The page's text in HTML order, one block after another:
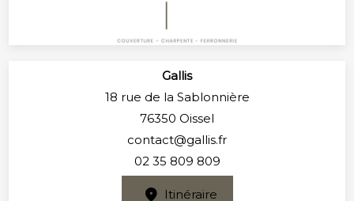
Gallis
18 rue de la Sablonnière
76350 Oissel
contact@gallis.fr
02 35 809 809
Itinéraire